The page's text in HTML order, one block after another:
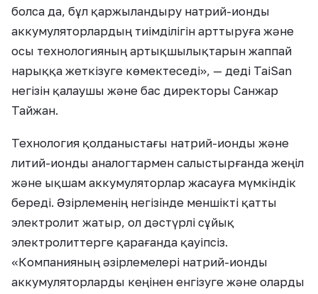
болса да, бұл қаржыландыру натрий-ионды
аккумуляторлардың тиімділігін арттыруға және
осы технологияның артықшылықтарын жаппай
нарыққа жеткізуге көмектеседі», — деді TaiSan
негізін қалаушы және бас директоры Санжар
Тайжан.
Технология қолданыстағы натрий-ионды және
литий-ионды аналогтармен салыстырғанда жеңіл
және ықшам аккумуляторлар жасауға мүмкіндік
береді. Әзірлеменің негізінде меншікті қатты
электролит жатыр, ол дәстүрлі сұйық
электролиттерге қарағанда қауіпсіз.
«Компанияның әзірлемелері натрий-ионды
аккумуляторларды кеңінен енгізуге және оларды